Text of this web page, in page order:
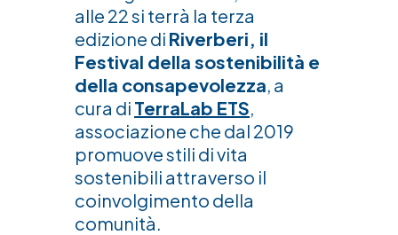
alle 22 si terrà la terza
edizione di Riverberi, il
Festival della sostenibilità e
della consapevolezza, a
cura di TerraLab ETS,
associazione che dal 2019
promuove stili di vita
sostenibili attraverso il
coinvolgimento della
comunità.